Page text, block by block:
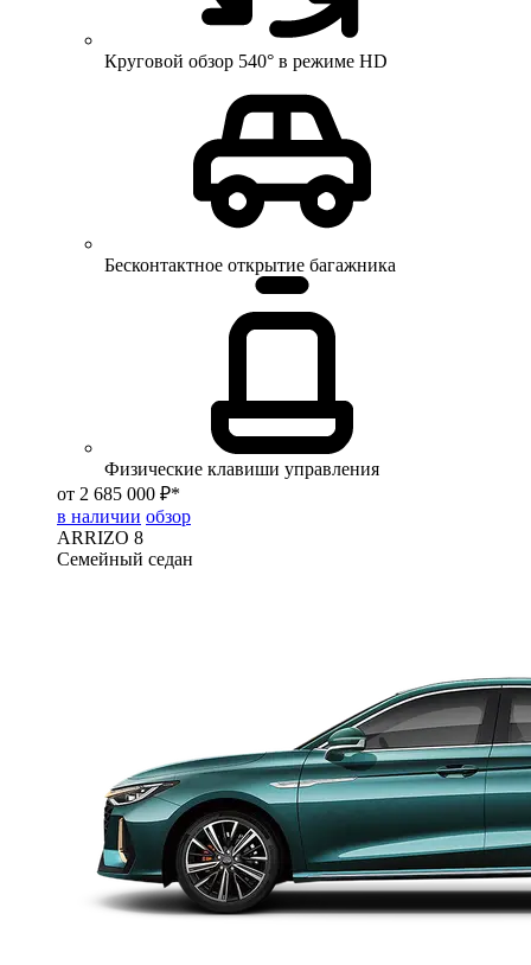
Круговой обзор 540° в режиме HD
Бесконтактное открытие багажника
Физические клавиши управления
от 2 685 000 ₽*
в наличии обзор
ARRIZO 8
Семейный седан